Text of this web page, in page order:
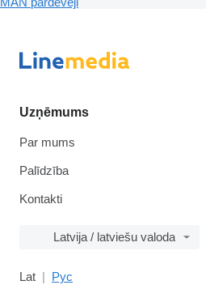
Uzņēmums
Par mums
Palīdzība
Kontakti
Latvija / latviešu valoda
Lat Рус